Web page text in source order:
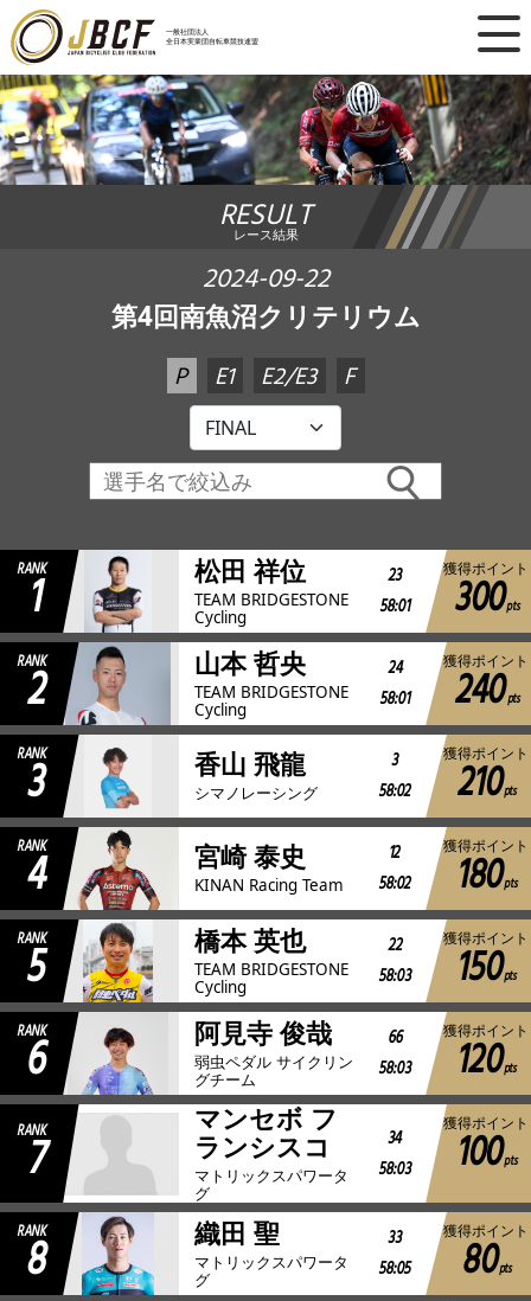
一般社団法人
全日本実業団自転車競技連盟
×
ニュース
レース日程
ランキング
レース結果
チーム・選手
競技ガイド
加盟・登録
JBCF ROAD SERIESとは
RESULT
レース結果
2024-09-22
第4回南魚沼クリテリウム
P E1 E2/E3 F
RANK
1 松田 祥位
TEAM BRIDGESTONE
Cycling
23
58:01
獲得ポイント
300pts
RANK
2 山本 哲央
TEAM BRIDGESTONE
Cycling
24
58:01
獲得ポイント
240 pts
RANK
3 香山 飛龍
シマノレーシング
3
58:02
獲得ポイント
210pts
RANK
4 宮崎 泰史
KINAN Racing Team
12
58:02
獲得ポイント
180pts
RANK
5 橋本 英也
TEAM BRIDGESTONE
Cycling
22
58:03
獲得ポイント
150pts
RANK
6 阿見寺 俊哉
弱虫ペダル サイクリン
グチーム
66
58:03
獲得ポイント
120pts
RANK
7
マンセボ フ
ランシスコ
マトリックスパワータ
グ
34
58:03
獲得ポイント
100pts
RANK
8 織田 聖
マトリックスパワータ
グ
33
58:05
獲得ポイント
80pts